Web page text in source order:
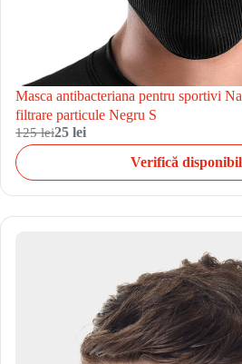
Masca antibacteriana pentru sportivi
filtrare particule Negru S
125 lei25 lei
Verifică